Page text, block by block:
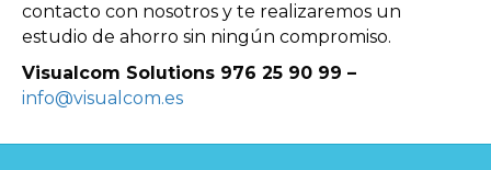
contacto con nosotros y te realizaremos un
estudio de ahorro sin ningún compromiso.
Visualcom Solutions 976 25 90 99 –
info@visualcom.es